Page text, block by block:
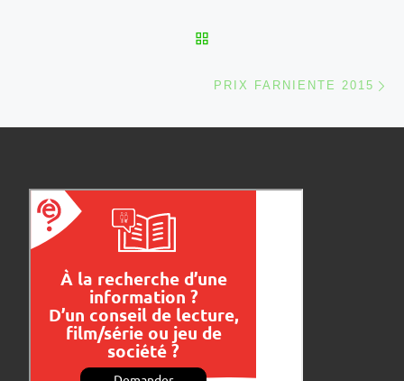
PRIX FARNIENTE 2015